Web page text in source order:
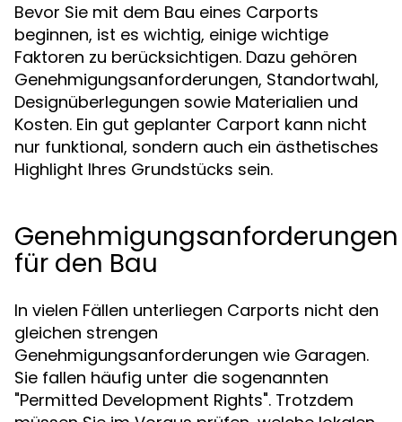
Bevor Sie mit dem Bau eines Carports
beginnen, ist es wichtig, einige wichtige
Faktoren zu berücksichtigen. Dazu gehören
Genehmigungsanforderungen, Standortwahl,
Designüberlegungen sowie Materialien und
Kosten. Ein gut geplanter Carport kann nicht
nur funktional, sondern auch ein ästhetisches
Highlight Ihres Grundstücks sein.
Genehmigungsanforderungen
für den Bau
In vielen Fällen unterliegen Carports nicht den
gleichen strengen
Genehmigungsanforderungen wie Garagen.
Sie fallen häufig unter die sogenannten
"Permitted Development Rights". Trotzdem